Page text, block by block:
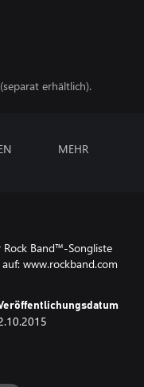
erhältlich).
MEHR
Rock Band™-Songliste
www.rockband.com